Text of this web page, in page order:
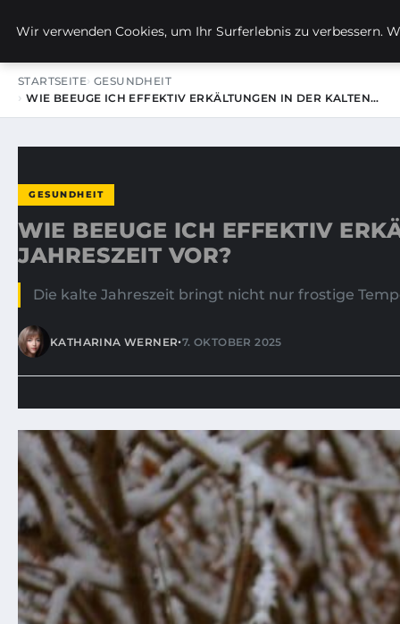
KIRSTINS WEG
STARTSEITE GESUNDHEIT
WIE BEEUGE ICH EFFEKTIV ERKÄLTUNGEN IN DER KALTEN…
GESUNDHEIT
WIE BEEUGE ICH EFFEKTIV
JAHRESZEIT VOR?
Die kalte Jahreszeit bringt nicht nur frostige
KATHARINA WERNER•7. OKTOBER 2025
Wir verwenden Cookies, um Ihr Surferlebnis zu verbessern.